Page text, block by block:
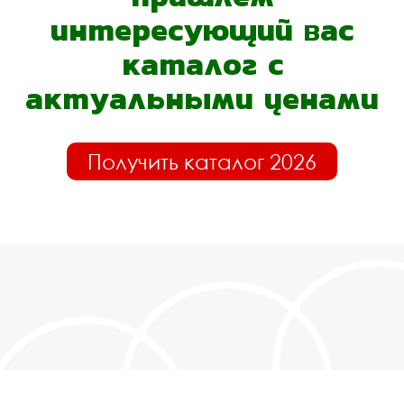
интересующий вас
каталог с
актуальными ценами
Получить каталог 2026